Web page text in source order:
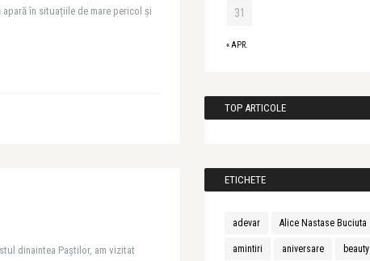
în situațiile de mare pericol și
dinaintea Paştilor, am vizitat
« APR.
31
TOP ARTICOLE
ETICHETE
adevar Alice Nastase Buciuta
amintiri aniversare beauty